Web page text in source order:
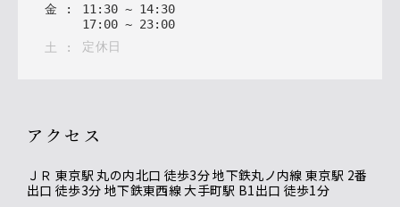
金 : 11 : 30 ~ 14: 30
17: 00 ~ 23: 00
土
: 定休日
アクセス
ＪＲ 東京駅 丸の内北口 徒歩3分 地下鉄丸ノ内線 東京駅 2番
出口 徒歩3分 地下鉄東西線 大手町駅 B1出口 徒歩1分